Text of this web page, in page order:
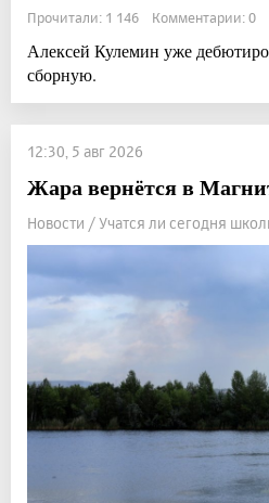
Прочитали: 1 146 Комментарии: 0
Алексей Кулемин уже
сборную.
12:30, 5 авг 2026
Жара вернётся в
Новости / Учатся ли сегодня